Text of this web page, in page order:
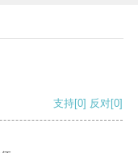
支持[0] 反对[0]